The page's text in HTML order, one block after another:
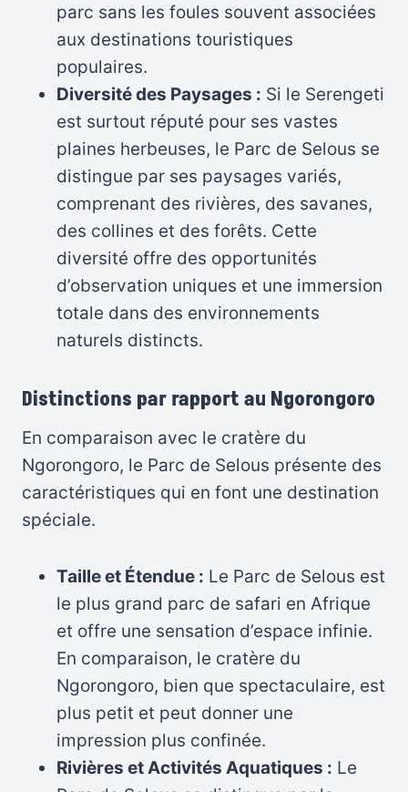
parc sans les foules souvent associées
aux destinations touristiques
populaires.
Diversité des Paysages : Si le Serengeti
est surtout réputé pour ses vastes
plaines herbeuses, le Parc de Selous se
distingue par ses paysages variés,
comprenant des rivières, des savanes,
des collines et des forêts. Cette
diversité offre des opportunités
d’observation uniques et une immersion
totale dans des environnements
naturels distincts.
Distinctions par rapport au Ngorongoro
En comparaison avec le cratère du
Ngorongoro, le Parc de Selous présente des
caractéristiques qui en font une destination
spéciale.
Taille et Étendue : Le Parc de Selous est
le plus grand parc de safari en Afrique
et offre une sensation d’espace infinie.
En comparaison, le cratère du
Ngorongoro, bien que spectaculaire, est
plus petit et peut donner une
impression plus confinée.
Rivières et Activités Aquatiques : Le